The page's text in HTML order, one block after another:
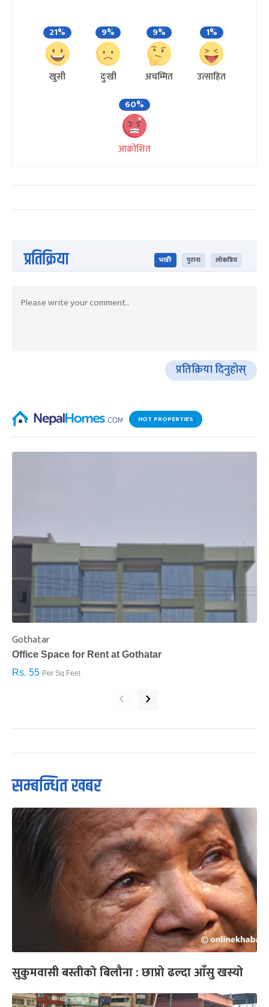
21%
खुसी
9%
दुःखी
9%
अचम्मित
1%
उत्साहित
60%
आक्रोशित
प्रतिक्रिया भर्खरै पुराना लोकप्रिय
प्रतिक्रिया दिनुहोस्
HOT PROPERTIES
Gothatar
Office Space for Rent at Gothatar
Rs. 55 Per Sq.Feet
‹ ›
सम्बन्धित खबर
सुकुमवासी बस्तीको बिलौना : छाप्रो ढल्दा आँसु खस्यो